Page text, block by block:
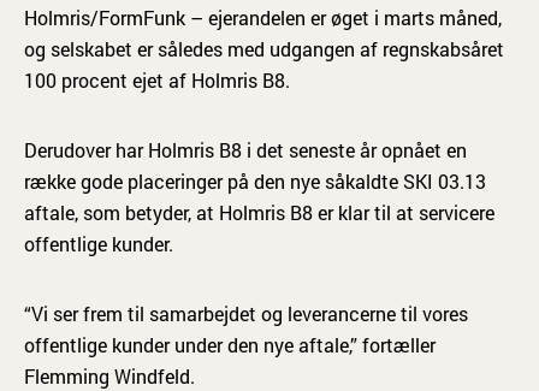
Holmris/FormFunk – ejerandelen er øget i marts måned,
og selskabet er således med udgangen af regnskabsåret
100 procent ejet af Holmris B8.
Derudover har Holmris B8 i det seneste år opnået en
række gode placeringer på den nye såkaldte SKI 03.13
aftale, som betyder, at Holmris B8 er klar til at servicere
offentlige kunder.
“Vi ser frem til samarbejdet og leverancerne til vores
offentlige kunder under den nye aftale,” fortæller
Flemming Windfeld.